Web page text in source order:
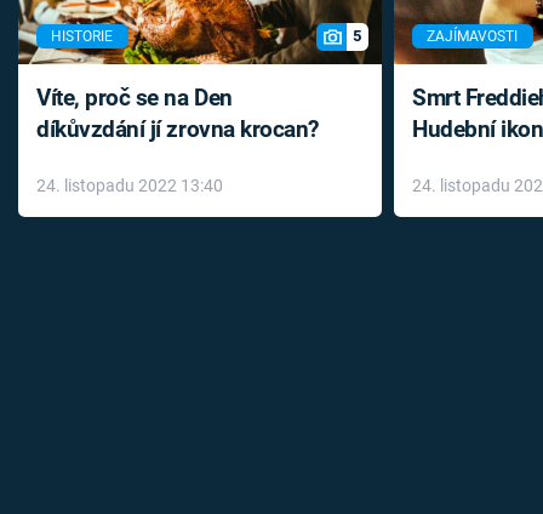
HISTORIE 5
Víte, proč se na Den
díkůvzdání jí zrovna krocan?
24. listopadu 2022 13:40
ZAJÍMAVOSTI
Smrt
Hudební
léky
24. listopadu